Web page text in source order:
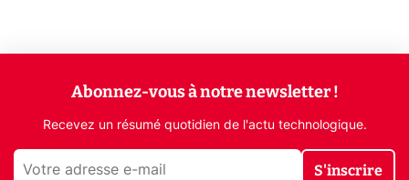
Abonnez-vous à notre newsletter !
Recevez un résumé quotidien de l'actu technologique.
S'inscrire